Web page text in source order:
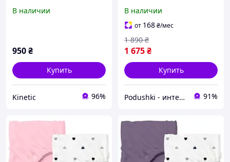
P856426B3
В наличии
950₴
Купить
Kinetic 96%
80х160 см
В наличии
от 168₴/мес
1 675₴
1 890 ₴
Купить
Podushki - интернет-магазин Подушки 91%